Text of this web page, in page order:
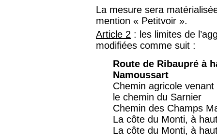
La mesure sera
mention « Petitvoir ».
Article 2 : les limites de
modifiées comme suit :
Route de Ribaupré à
Namoussart
Chemin agricole
le chemin du Sarnier
Chemin des Champs
La côte du Monti, à
La côte du Monti, à